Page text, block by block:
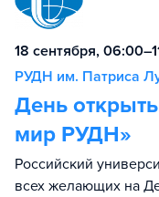
18 сентября,
РУДН им. Патриса
День
мир РУДН»
Российский
всех желающих на